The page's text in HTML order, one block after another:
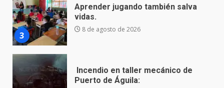
4
Incendio en taller mecánico de
Puerto de Águila:
7 de agosto de 2026
Inauguran la Galería Historia y
Arte en Cartonería